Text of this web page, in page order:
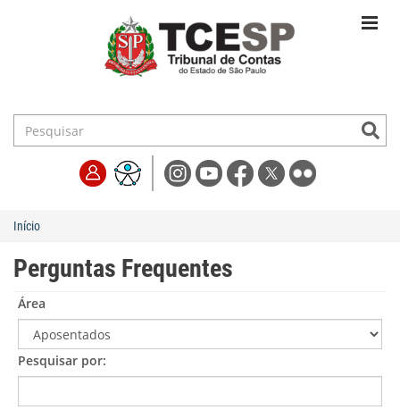
Início
Perguntas Frequentes
Área
Pesquisar por: